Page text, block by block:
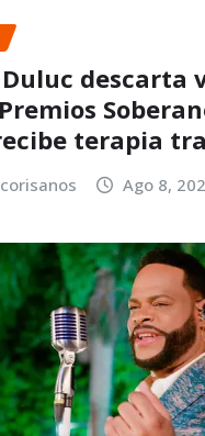
descarta
terapia
Ago 8,